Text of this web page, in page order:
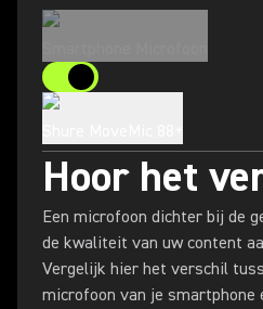
Een microfoon dichter bij de
de kwaliteit van uw content
Vergelijk hier het verschil
microfoon van je smartphone
Hoor het